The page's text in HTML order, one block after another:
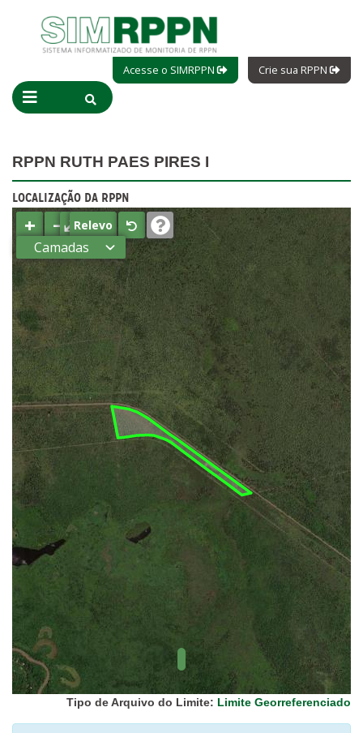
Acesse o SIMRPPN Crie sua RPPN
RPPN RUTH PAES PIRES I
LOCALIZAÇÃO DA RPPN
+ −⤢Relevo
Camadas
Estados
Municípios
Terras
indígenas
(FUNAI)
UC Federal
UC Estaduais
UC
Municipais
Hidrografia
1:1.000.000
(ANA)
Biomas
(IBGE)
Vegetação
(IBGE)
Rodovias
(IBGE)
Relevo
(IBGE)
Tipo de Arquivo do Limite: Limite Georreferenciado